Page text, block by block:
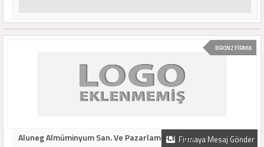
BRONZ FİRMA
Firmaya Mesaj Gönder
Aluneg Almüminyum San. Ve Pazarlama Ltd. Şti.